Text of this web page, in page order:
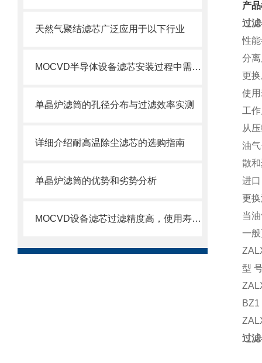
天然气聚结滤芯广泛应用于以下行业
MOCVD半导体设备滤芯安装过程中需要注意的几个关键步骤
单晶炉滤筒的孔径分布与过滤效率实测
详细介绍耐高温除尘滤芯的选购指南
单晶炉滤筒的优势和劣势分析
MOCVD设备滤芯过滤精度高，使用寿命长
产
过
性
分
更
使
工
从
油
散
进
更
当
一
型
BZ1
过